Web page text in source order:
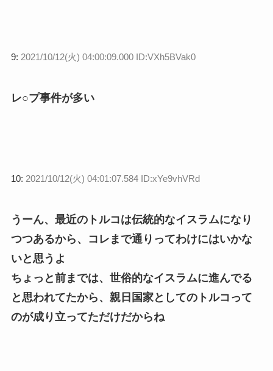
9: 2021/10/12(火) 04:00:09.000 ID:VXh5BVak0
レ○プ事件が多い
10: 2021/10/12(火) 04:01:07.584 ID:xYe9vhVRd
うーん、最近のトルコは伝統的なイスラムになり
つつあるから、コレまで通りってわけにはいかな
いと思うよ
ちょっと前までは、世俗的なイスラムに進んでる
と思われてたから、親日国家としてのトルコって
のが成り立ってただけだからね